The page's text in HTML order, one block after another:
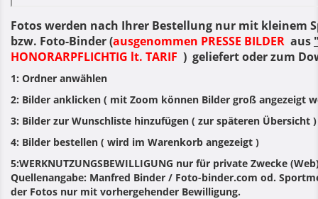
Fotos werden nach Ihrer Bestellung nur mit kleinem
bzw. Foto-Binder (ausgenommen PRESSE BILDER aus
HONORARPFLICHTIG lt. TARIF ) geliefert oder zum
1: Ordner anwählen
2: Bilder anklicken ( mit Zoom können Bilder groß angezeigt
3: Bilder zur Wunschliste hinzufügen ( zur späteren Übersicht )
4: Bilder bestellen ( wird im Warenkorb angezeigt )
5:WERKNUTZUNGSBEWILLIGUNG nur für private Zwecke
Quellenangabe: Manfred Binder / Foto-binder.com od.
der Fotos nur mit vorhergehender Bewilligung.